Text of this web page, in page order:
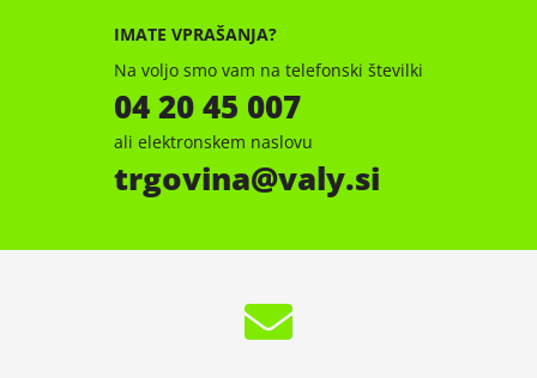
IMATE VPRAŠANJA?
Na voljo smo vam na telefonski številki
04 20 45 007
ali elektronskem naslovu
trgovina valy.si